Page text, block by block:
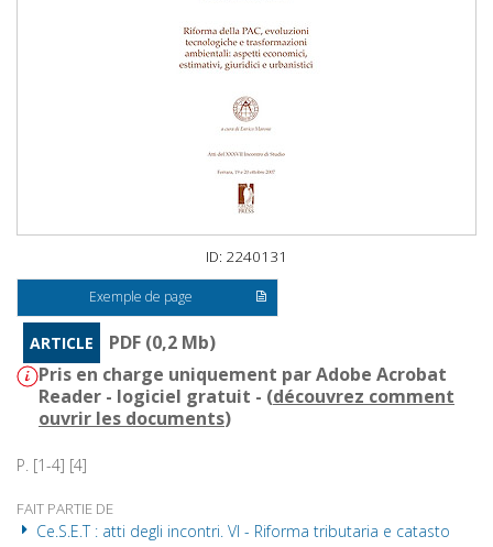
ID: 2240131
Exemple de page
ARTICLE
PDF (0,2 Mb)
Pris en charge uniquement par Adobe Acrobat
Reader - logiciel gratuit - (découvrez comment
ouvrir les documents)
P. [1-4] [4]
FAIT PARTIE DE
Ce.S.E.T : atti degli incontri. VI - Riforma tributaria e catasto